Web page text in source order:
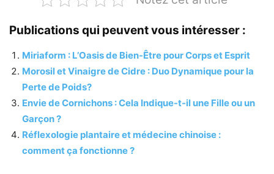
Publications qui peuvent vous intéresser :
Miriaform : L’Oasis de Bien-Être pour Corps et Esprit
Morosil et Vinaigre de Cidre : Duo Dynamique pour la
Perte de Poids?
Envie de Cornichons : Cela Indique-t-il une Fille ou un
Garçon ?
Réflexologie plantaire et médecine chinoise :
comment ça fonctionne ?